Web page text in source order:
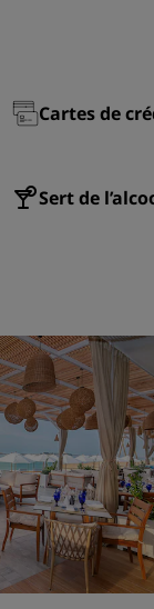
Cartes de
Sert de